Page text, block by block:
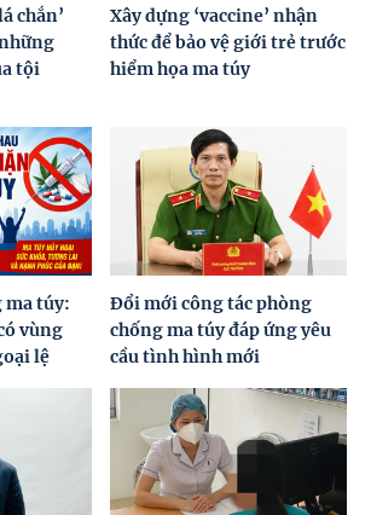
chắn’
tội
Xây dựng ‘vaccine’ nhận
thức để bảo vệ giới trẻ trước
hiểm họa ma túy
ma túy:
vùng
lệ
Đổi mới công tác phòng
chống ma túy đáp ứng yêu
cầu tình hình mới